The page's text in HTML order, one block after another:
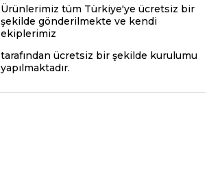
Ürünlerimiz tüm Türkiye'ye ücretsiz bir
şekilde gönderilmekte ve kendi
ekiplerimiz
tarafından ücretsiz bir şekilde kurulumu
yapılmaktadır.